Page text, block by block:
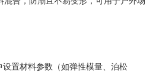
置材料参数（如弹性模量、泊松